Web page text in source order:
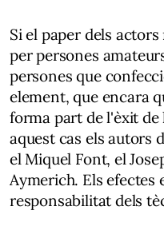
Si el paper dels
per persones
persones que
element, que encara
forma part de l'èxit de
aquest cas els autors
el Miquel Font, el
Aymerich. Els efectes
responsabilitat dels